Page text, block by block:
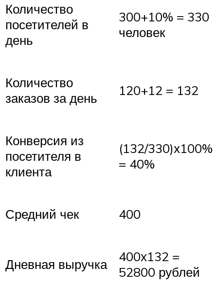
Количество
посетителей в
день
300+10% = 330
человек
Количество
заказов за день
120+12 = 132
Конверсия из
посетителя в
клиента
(132/330)х100%
= 40%
Средний чек 400
Дневная выручка
400х132 =
52800 рублей